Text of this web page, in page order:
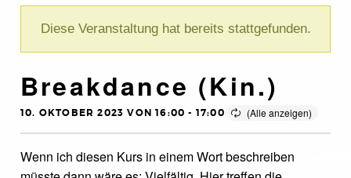
Diese Veranstaltung hat bereits stattgefunden.
Breakdance (Kin.)
10. OKTOBER 2023 VON 16:00 - 17:00
Wenn ich diesen Kurs in einem Wort beschreiben